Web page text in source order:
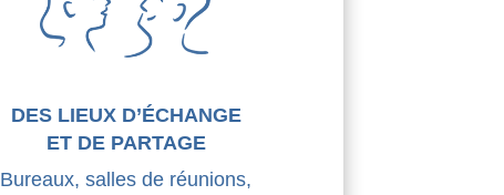
DES LIEUX D’ÉCHANGE
ET DE PARTAGE
Bureaux, salles de réunions,